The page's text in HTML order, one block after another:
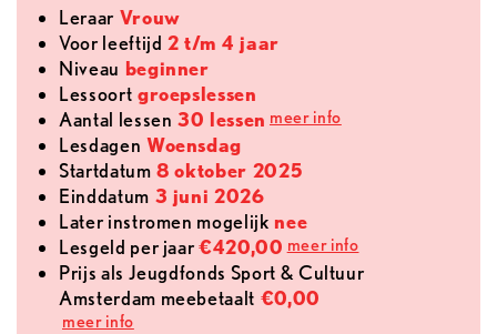
leraarVrouw
voor leeftijd 2 t/m 4 jaar
Niveau beginner
lessoort groepslessen
aantal lessen 30 lessen meer info
lesdagen Woensdag
Startdatum 8 oktober 2025
Einddatum 3 juni 2026
later instromen mogelijk nee
lesgeld per jaar€420,00 meer info
Prijs als Jeugdfonds Sport & Cultuur
Amsterdam meebetaalt €0,00
meer info